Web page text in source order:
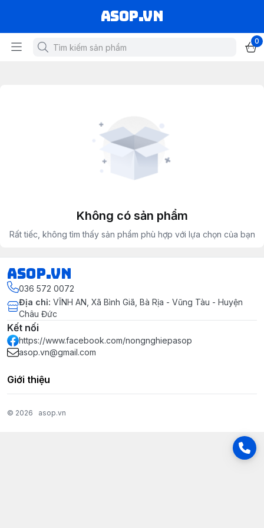
asop.vn
0
Không có sản phẩm
Rất tiếc, không tìm thấy sản phẩm phù hợp với lựa chọn của bạn
asop.vn
036 572 0072
Địa chỉ: VĨNH AN, Xã Bình Giã, Bà Rịa - Vũng Tàu - Huyện
Châu Đức
Kết nối
https://www.facebook.com/nongnghiepasop
asop.vn@gmail.com
Giới thiệu
© 2026 asop.vn